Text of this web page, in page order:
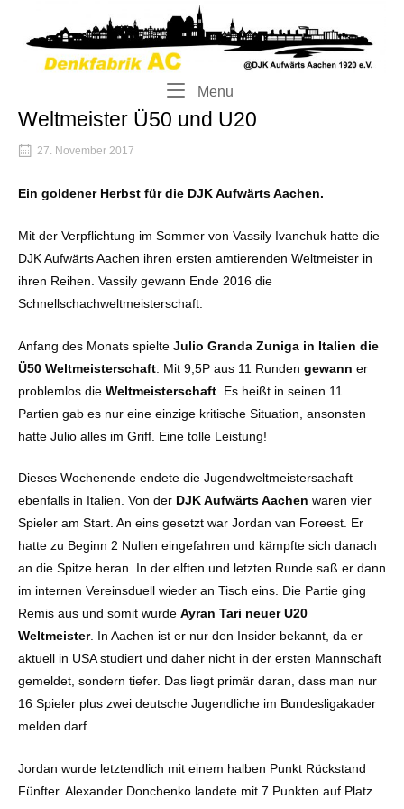
content
Menu
Weltmeister Ü50 und U20
27. November 2017
Ein goldener Herbst für die DJK Aufwärts Aachen.
Mit der Verpflichtung im Sommer von Vassily Ivanchuk hatte die
DJK Aufwärts Aachen ihren ersten amtierenden Weltmeister in
ihren Reihen. Vassily gewann Ende 2016 die
Schnellschachweltmeisterschaft.
Anfang des Monats spielte Julio Granda Zuniga in Italien die
Ü50 Weltmeisterschaft . Mit 9,5P aus 11 Runden gewann er
problemlos die Weltmeisterschaft . Es heißt in seinen 11
Partien gab es nur eine einzige kritische Situation, ansonsten
hatte Julio alles im Griff. Eine tolle Leistung!
Dieses Wochenende endete die Jugendweltmeistersachaft
ebenfalls in Italien. Von der DJK Aufwärts Aachen waren vier
Spieler am Start. An eins gesetzt war Jordan van Foreest. Er
hatte zu Beginn 2 Nullen eingefahren und kämpfte sich danach
an die Spitze heran. In der elften und letzten Runde saß er dann
im internen Vereinsduell wieder an Tisch eins. Die Partie ging
Remis aus und somit wurde Ayran Tari neuer U20
Weltmeister. In Aachen ist er nur den Insider bekannt, da er
aktuell in USA studiert und daher nicht in der ersten Mannschaft
gemeldet, sondern tiefer. Das liegt primär daran, dass man nur
16 Spieler plus zwei deutsche Jugendliche im Bundesligakader
melden darf.
Jordan wurde letztendlich mit einem halben Punkt Rückstand
Fünfter. Alexander Donchenko landete mit 7 Punkten auf Platz